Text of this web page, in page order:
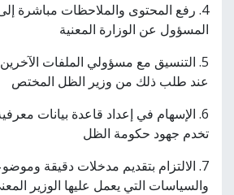
4. رفع المحتوى والملاحظات مباشرة
المسؤول عن الوزارة المعنية
5. التنسيق مع مسؤولي الملفات
عند طلب ذلك من وزير الظل المختص
6. الإسهام في إعداد قاعدة بيانات
تخدم جهود حكومة الظل
7. الالتزام بتقديم مدخلات دقيقة
والسياسات التي يعمل عليها الوزير